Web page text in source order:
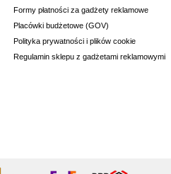
Formy płatności za gadżety reklamowe
Placówki budżetowe (GOV)
Polityka prywatności i plików cookie
Regulamin sklepu z gadżetami reklamowymi